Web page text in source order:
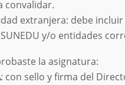
convalidar.
extranjera: debe incluir
y/o entidades
la asignatura:
: con sello y firma del